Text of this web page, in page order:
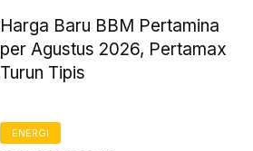
Harga Baru BBM Pertamina
per Agustus 2026, Pertamax
Turun Tipis
ENERGI